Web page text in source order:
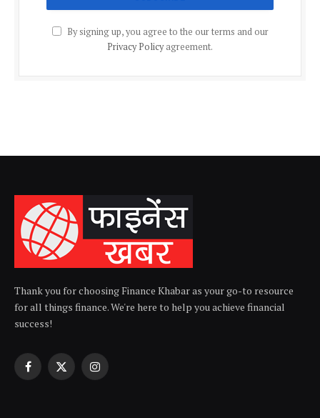
By signing up, you agree to the our terms and our
Privacy Policyagreement.
Thank you for choosing Finance Khabar as your go-to resource
for all things finance. We're here to help you achieve financial
success!
Facebook
X
Instagram